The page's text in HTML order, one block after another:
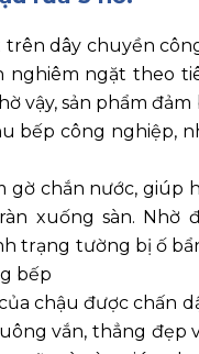
nghiêm ngặt theo
vậy, sản phẩm
bếp công nghiệp,
gờ chắn nước, giúp
xuống sàn. Nhờ
trạng tường bị ố
bếp
chậu được chấn
vắn, thẳng đẹp
mỹ mà còn giúp
ít bám bẩn.